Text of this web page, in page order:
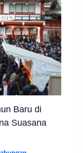
Baru di
Suasana